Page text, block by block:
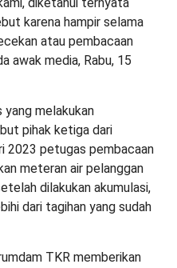
karena hampir selama
atau pembacaan
awak media, Rabu, 15
yang melakukan
pihak ketiga dari
2023 petugas pembacaan
meteran air pelanggan
dilakukan akumulasi,
dari tagihan yang sudah
TKR memberikan